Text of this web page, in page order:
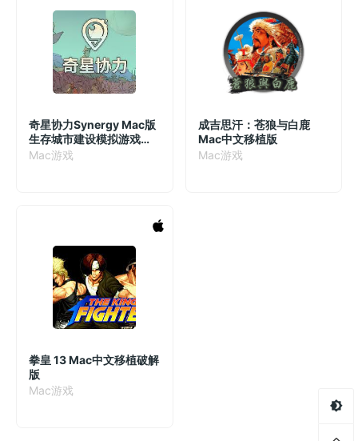
奇星协力Synergy Mac版
生存城市建设模拟游戏
v0.2.2408061240中文
Mac游戏
成吉思汗：苍狼与白鹿
Mac中文移植版
Mac游戏
拳皇 13 Mac中文移植破解
版
Mac游戏